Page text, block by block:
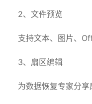
2、文件预览
支持文本、图片、
3、扇区编辑
为数据恢复专家分